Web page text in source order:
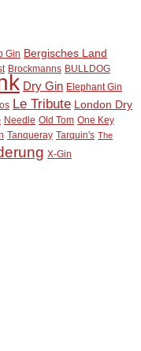
Gin Bergisches Land
Brockmanns BULLDOG
Dry Gin Elephant Gin
Le Tribute London Dry
Needle Old Tom One Key
Tanqueray Tarquin's The
X-Gin